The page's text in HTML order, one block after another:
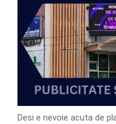
Desi e nevoie acuta de